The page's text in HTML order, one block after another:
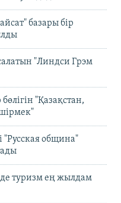
базары бір
"Линдси Грэм
"Қазақстан,
"Русская община"
туризм ең жылдам